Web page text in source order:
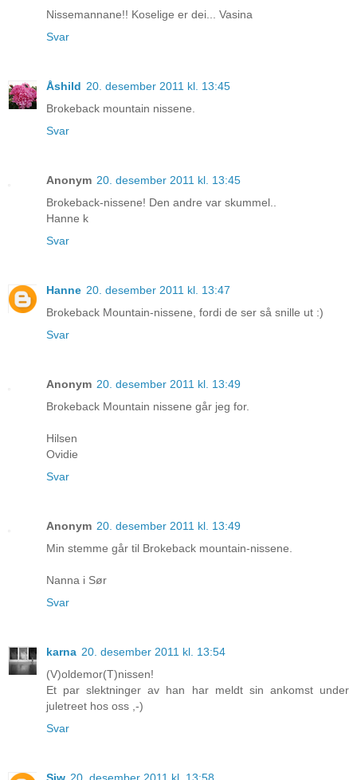
Nissemannane!! Koselige er dei... Vasina
Svar
Åshild 20. desember 2011 kl. 13:45
Brokeback mountain nissene.
Svar
Anonym 20. desember 2011 kl. 13:45
Brokeback-nissene! Den andre var skummel..
Hanne k
Svar
Hanne 20. desember 2011 kl. 13:47
Brokeback Mountain-nissene, fordi de ser så snille ut :)
Svar
Anonym 20. desember 2011 kl. 13:49
Brokeback Mountain nissene går jeg for.
Hilsen
Ovidie
Svar
Anonym 20. desember 2011 kl. 13:49
Min stemme går til Brokeback mountain-nissene.
Nanna i Sør
Svar
karna 20. desember 2011 kl. 13:54
(V)oldemor(T)nissen!
Et par slektninger av han har meldt sin ankomst under
juletreet hos oss ,-)
Svar